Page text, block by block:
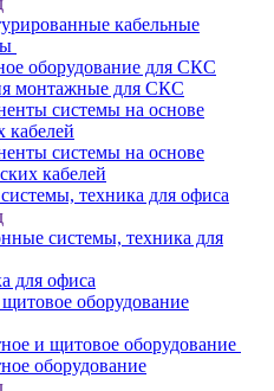
кабельные
оборудование для СКС
монтажные для СКС
системы на основе
кабелей
системы на основе
кабелей
техника для офиса
системы, техника для
для офиса
оборудование
и щитовое оборудование
оборудование